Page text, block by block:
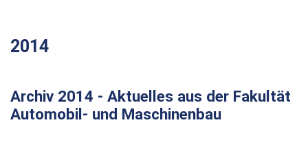
2014
Archiv 2014 - Aktuelles aus der Fakultät
Automobil- und Maschinenbau